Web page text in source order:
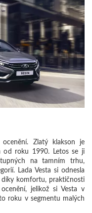
Zlatý klakson je
od roku 1990. Letos se ji
na tamním trhu,
Lada Vesta si odnesla
komfortu, praktičnosti
jelikož si Vesta v
roku v segmentu malých